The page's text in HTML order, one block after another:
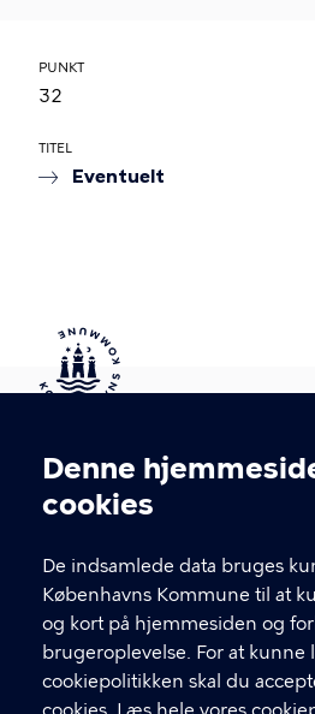
Denne
cookies
De indsamlede data bruges
Københavns Kommune til at
og kort på hjemmesiden og
brugeroplevelse. For at kunne
cookiepolitikken skal du
PUNKT
32
TITEL
Eventuelt
Kontakt Københavns
T
fFind andre kontakter her
CVR-nummer64942212
GENVEJE